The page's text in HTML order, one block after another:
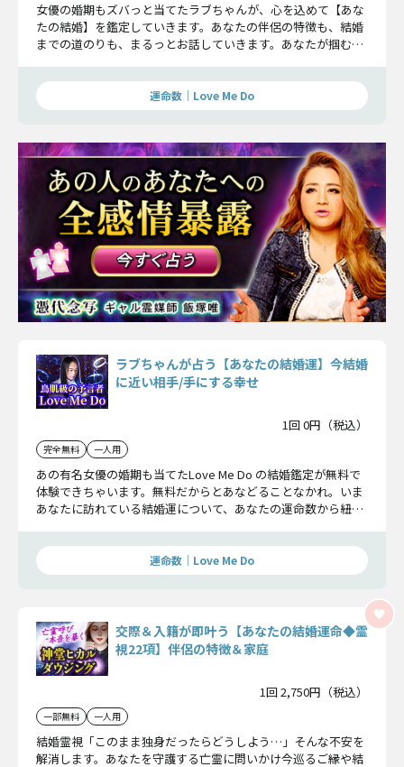
女優の婚期もズバっと当てたラブちゃんが、心を込めて【あな
たの結婚】を鑑定していきます。あなたの伴侶の特徴も、結婚
までの道のりも、まるっとお話していきます。あなたが掴む幸
運命数｜Love Me Do
ラブちゃんが占う【あなたの結婚運】今結婚
に近い相手/手にする幸せ
1回 0円（税込）
完全無料 一人用
あの有名女優の婚期も当てたLove Me Do の結婚鑑定が無料で
体験できちゃいます。無料だからとあなどることなかれ。いま
あなたに訪れている結婚運について、あなたの運命数から紐解
運命数｜Love Me Do
交際＆入籍が即叶う【あなたの結婚運命◆霊
視22項】伴侶の特徴＆家庭
1回 2,750円（税込）
一部無料 一人用
結婚霊視「このまま独身だったらどうしよう…」そんな不安を
解消します。あなたを守護する亡霊に問いかけ今巡るご縁や結